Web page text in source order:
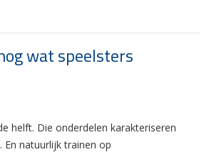
wat speelsters
helft. Die onderdelen karakteriseren
En natuurlijk trainen op